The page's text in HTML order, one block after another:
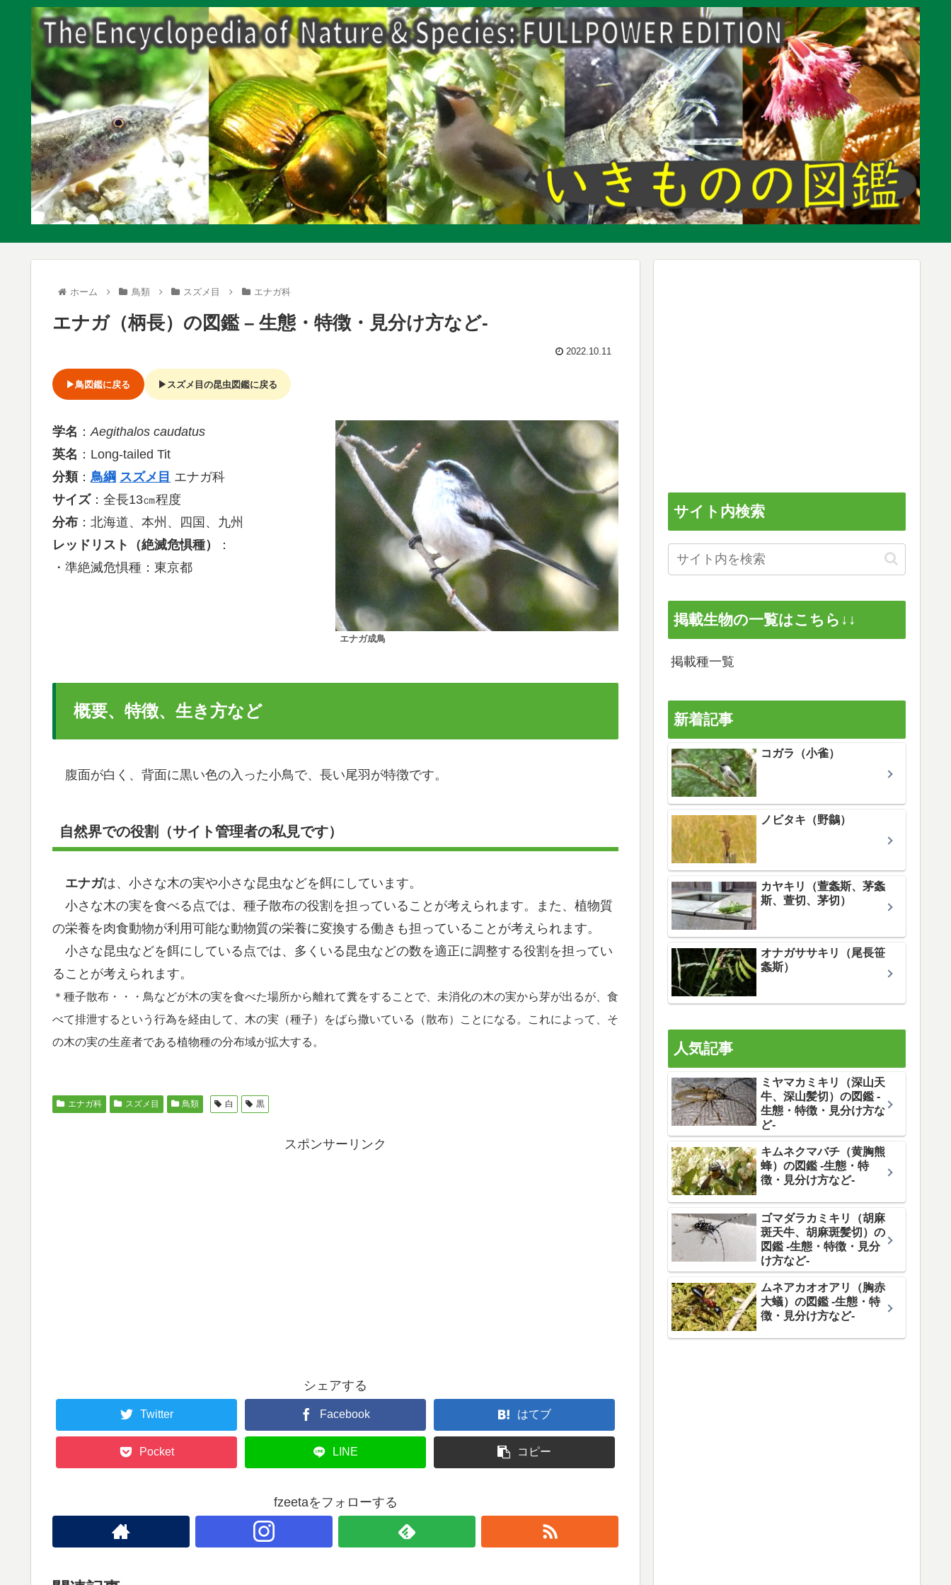
ホーム 鳥類 スズメ目 エナガ科
エナガ（柄長）の図鑑 – 生態・特徴・見分け方など-
2022.10.11
▶鳥図鑑に戻る ▶スズメ目の昆虫図鑑に戻る
学名 ：Aegithalos caudatus
英名 ：Long-tailed Tit
分類 ： 鳥綱 スズメ目 エナガ科
サイズ：全長13㎝程度
分布 ：北海道、本州、四国、九州
レッドリスト（絶滅危惧種）
：
・準絶滅危惧種：東京都
エナガ成鳥
概要、特徴、生き方など
腹面が白く、背面に黒い色の入った小鳥で、長い尾羽が特徴です。
自然界での役割（サイト管理者の私見です）
エナガは、小さな木の実や小さな昆虫などを餌にしています。
小さな木の実を食べる点では、種子散布の役割を担っていることが考えられます。また、植物質
の栄養を肉食動物が利用可能な動物質の栄養に変換する働きも担っていることが考えられます。
小さな昆虫などを餌にしている点では、多くいる昆虫などの数を適正に調整する役割を担ってい
ることが考えられます。
＊種子散布・・・鳥などが木の実を食べた場所から離れて糞をすることで、未消化の木の実から芽が出るが、食
べて排泄するという行為を経由して、木の実（種子）をばら撒いている（散布）ことになる。これによって、そ
の木の実の生産者である植物種の分布域が拡大する。
エナガ科 スズメ目 鳥類 白 黒
スポンサーリンク
シェアする
Twitter Facebook はてブ
Pocket LINE コピー
fzeetaをフォローする
サイト内検索
掲載生物の一覧はこちら↓↓
掲載種一覧
新着記事
コガラ（小雀）
ノビタキ（野鶲）
カヤキリ（萱螽斯、茅螽
斯、萱切、茅切）
オナガササキリ（尾長笹
螽斯）
人気記事
ミヤマカミキリ（深山天
牛、深山髪切）の図鑑 -
生態・特徴・見分け方な
ど-
キムネクマバチ（黄胸熊
蜂）の図鑑 -生態・特
徴・見分け方など-
ゴマダラカミキリ（胡麻
斑天牛、胡麻斑髪切）の
図鑑 -生態・特徴・見分
け方など-
ムネアカオオアリ（胸赤
大蟻）の図鑑 -生態・特
徴・見分け方など-